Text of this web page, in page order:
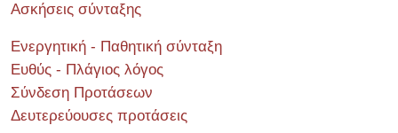
Ασκήσεις σύνταξης
Ενεργητική - Παθητική σύνταξη
Ευθύς - Πλάγιος λόγος
Σύνδεση Προτάσεων
Δευτερεύουσες προτάσεις